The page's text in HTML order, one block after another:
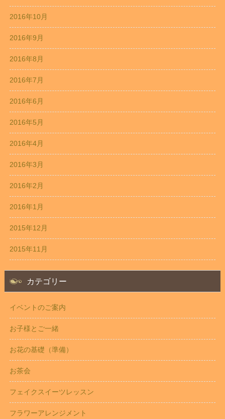
2016年10月
2016年9月
2016年8月
2016年7月
2016年6月
2016年5月
2016年4月
2016年3月
2016年2月
2016年1月
2015年12月
2015年11月
カテゴリー
イベントのご案内
お子様とご一緒
お花の基礎（準備）
お茶会
フェイクスイーツレッスン
フラワーアレンジメント